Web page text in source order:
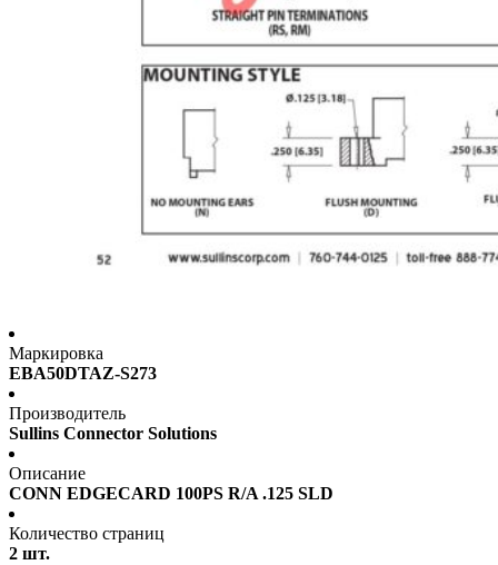
Маркировка
EBA50DTAZ-S273
Производитель
Sullins Connector Solutions
Описание
CONN EDGECARD 100PS R/A .125 SLD
Количество страниц
2 шт.